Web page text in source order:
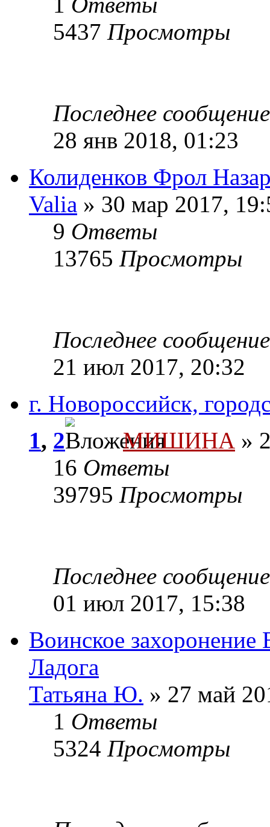
5437 Просмотры
Последнее
28 янв 2018, 01:23
Колиденков Фрол
Valia » 30 мар 2017,
9 Ответы
13765 Просмотры
Последнее
21 июл 2017, 20:32
г. Новороссийск,
1, 2 МИШИНА »
16 Ответы
39795 Просмотры
Последнее
01 июл 2017, 15:38
Воинское захоронение
Ладога
Татьяна Ю. » 27 май
1 Ответы
5324 Просмотры